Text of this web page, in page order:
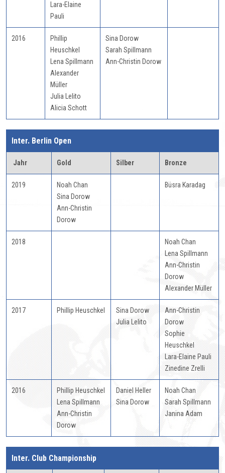
Lara-Elaine
Pauli
2016
Phillip
Heuschkel
Lena Spillmann
Alexander
Müller
Julia Lelito
Alicia Schott
Sina Dorow
Sarah Spillmann
Ann-Christin Dorow
Inter. Berlin Open
Jahr Gold Silber Bronze
2019
Noah Chan
Sina Dorow
Ann-Christin
Dorow
Büsra Karadag
2018
Noah Chan
Lena Spillmann
Ann-Christin
Dorow
Alexander Müller
2017 Phillip Heuschkel
Sina Dorow
Julia Lelito
Ann-Christin
Dorow
Sophie
Heuschkel
Lara-Elaine Pauli
Zinedine Zrelli
2016
Phillip Heuschkel
Lena Spillmann
Ann-Christin
Dorow
Daniel Heller
Sina Dorow
Noah Chan
Sarah Spillmann
Janina Adam
Inter. Club Championship